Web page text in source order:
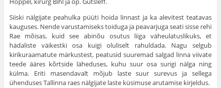
Siiski nälgijate peahulka püüti hoida linnast ja ka alevitest teatavas
kauguses. Nende varustamiseks toiduga ja peavarjuga seati sisse rehi
Rae mõisas, kuid see abinõu osutus liiga väheulatuslikuks, et
hädaliste väikestki osa kuigi oluliselt rahuldada. Nagu selgub
kirikuraamatute märkustest, peatusid suuremad salgad linna viivate
teede ääres kõrtside läheduses, kuhu suur osa surigi nälga ning
külma. Eriti masendavalt mõjub laste suur surevus ja sellega
ühenduses Tallinna raes nälgijate laste küsimuse arutamise kirjeldus.